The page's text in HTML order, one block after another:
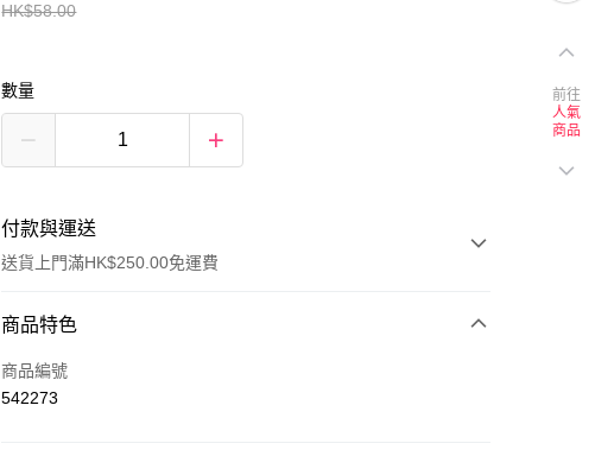
HK$58.00
數量
付款與運送
送貨上門滿HK$250.00免運費
付款方式
信用卡
商品特色
商品編號
542273
前往
人氣
商品